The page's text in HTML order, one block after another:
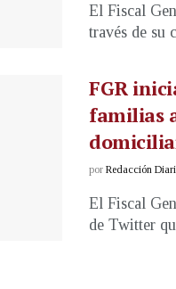
El Fiscal
través de su
FGR
familias
por Redacción
El Fiscal
de Twitter